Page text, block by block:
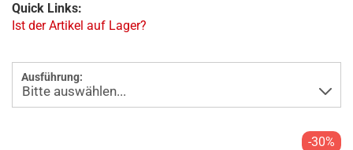
Quick Links:
Ist der Artikel auf Lager?
Ausführung:
-30%